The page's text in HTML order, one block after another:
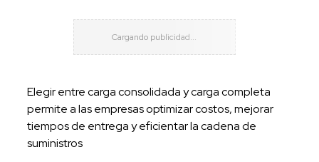
Elegir entre carga consolidada y carga completa
permite a las empresas optimizar costos, mejorar
tiempos de entrega y eficientar la cadena de
suministros